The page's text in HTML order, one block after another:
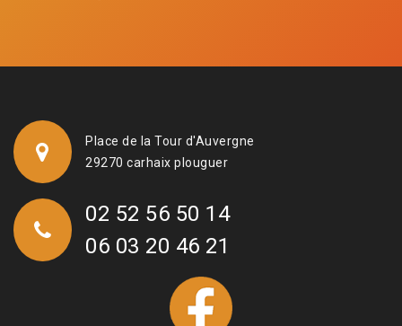
Place de la Tour d'Auvergne
29270 carhaix plouguer
02 52 56 50 14
06 03 20 46 21